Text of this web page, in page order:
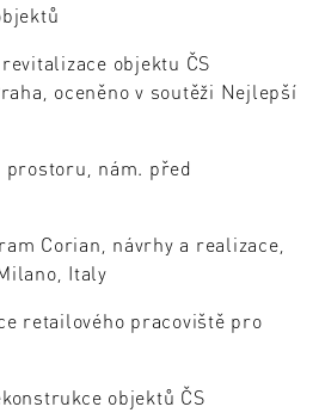
objektu ČS
oceněno v soutěži Nejlepší
prostoru, nám. před
Corian, návrhy a realizace,
Italy
retailového pracoviště pro
objektů ČS